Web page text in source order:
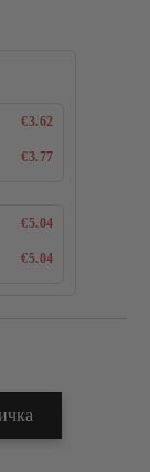
€3.62
€3.77
€5.04
€5.04